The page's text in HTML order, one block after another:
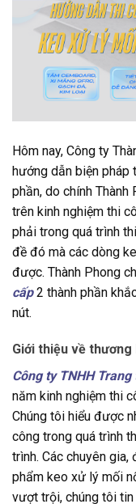
Hôm nay, Công ty
hướng dẫn biện pháp
phần, do chính
trên kinh nghiệm thi
phải trong quá trình
đề đó mà các dòng
được. Thành Phong
cấp2 thành phần
nút.
Giới thiệu về
Công ty TNHH
năm kinh nghiệm thi
Chúng tôi hiểu được
công trong quá trình
trình. Các chuyên
phẩm keo xử lý mối
vượt trội, chúng tôi